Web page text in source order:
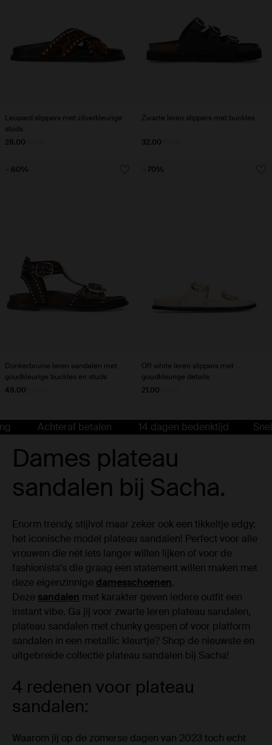
Leopard slippers met zilverkleurige
studs
28.00
Zwarte leren slippers met buckles
32.00
Donkerbruine leren sandalen met
goudkleurige buckles en studs
48.00
- 60%
Off white leren slippers met
goudkleurige details
21.00
- 70%
Achteraf betalen 14 dagen bedenktijd Snelle
Dames plateau
sandalen bij Sacha.
Enorm trendy, stijlvol maar zeker ook een tikkeltje edgy:
het iconische model plateau sandalen! Perfect voor alle
vrouwen die nét iets langer willen lijken of voor de
fashionista's die graag een statement willen maken met
deze eigenzinnige damesschoenen.
Deze sandalen met karakter geven iedere outfit een
instant vibe. Ga jij voor zwarte leren plateau sandalen,
plateau sandalen met chunky gespen of voor platform
sandalen in een metallic kleurtje? Shop de nieuwste en
uitgebreide collectie plateau sandalen bij Sacha!
4 redenen voor plateau
sandalen:
Waarom jij op de zomerse dagen van 2023 toch echt